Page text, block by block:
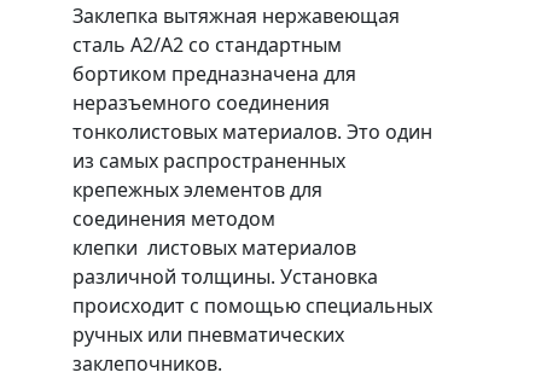
Заклепка вытяжная нержавеющая
сталь А2/А2 со стандартным
бортиком предназначена для
неразъемного соединения
тонколистовых материалов. Это один
из самых распространенных
крепежных элементов для
соединения методом
клепки листовых материалов
различной толщины. Установка
происходит с помощью специальных
ручных или пневматических
заклепочников.